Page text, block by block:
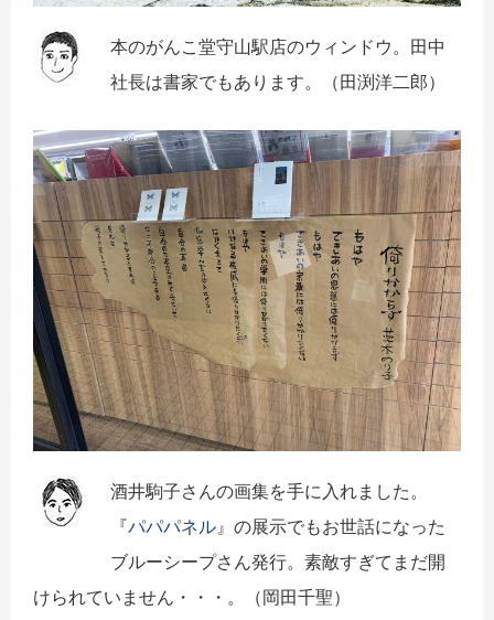
本のがんこ堂守山駅店のウィンドウ。田中
社長は書家でもあります。（田渕洋二郎）
酒井駒子さんの画集を手に入れました。
『パパパネル』の展示でもお世話になった
ブルーシープさん発行。素敵すぎてまだ開
けられていません・・・。（岡田千聖）